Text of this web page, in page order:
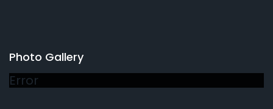
Photo Gallery
Error